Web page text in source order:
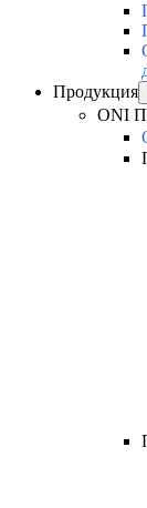
Продукция
ONI